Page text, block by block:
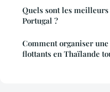
Quels sont les
Portugal ?
Comment organiser
flottants en Thaïlande